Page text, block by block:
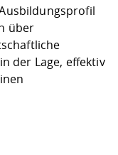
über
der Lage, effektiv